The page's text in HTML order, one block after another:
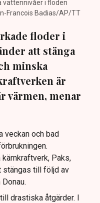
vattennivåer i floden
Francois Badias/AP/TT
floder i
att stänga
minska
är
värmen, menar
veckan och bad
Paks,
stängas till följd av
drastiska åtgärder. I